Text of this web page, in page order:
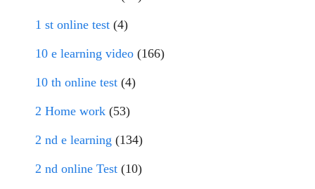
1 st online test (4)
10 e learning video (166)
10 th online test (4)
2 Home work (53)
2 nd e learning (134)
2 nd online Test (10)